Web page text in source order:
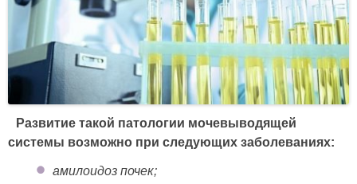
Развитие такой патологии мочевыводящей
системы возможно при следующих заболеваниях:
амилоидоз почек;